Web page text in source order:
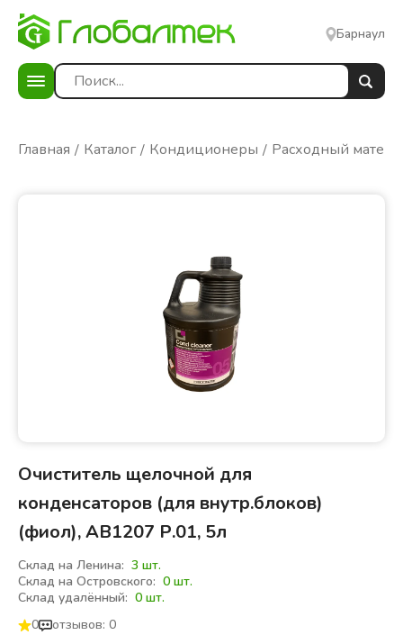
Барнаул
Главная Каталог Кондиционеры Расходный
Очиститель щелочной для
конденсаторов (для внутр.блоков)
(фиол), АВ1207 Р.01, 5л
Склад на Ленина: 3 шт.
Склад на Островского: 0 шт.
Склад удалённый: 0 шт.
0
отзывов: 0